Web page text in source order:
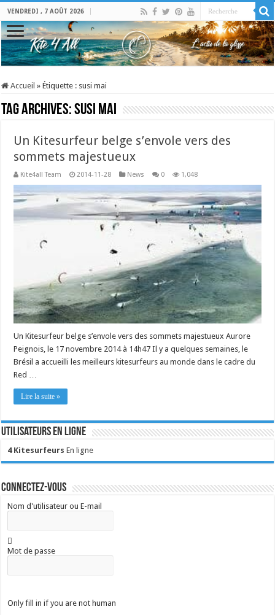
VENDREDI , 7 AOÛT 2026
Accueil » Étiquette : susi mai
Tag Archives:susi mai
Un Kitesurfeur belge s’envole vers des
sommets majestueux
Kite4all Team 2014-11-28 News 0 1,048
Un Kitesurfeur belge s’envole vers des sommets majestueux Aurore
Peignois, le 17 novembre 2014 à 14h47 Il y a quelques semaines, le
Brésil a accueilli les meilleurs kitesurfeurs au monde dans le cadre du
Red …
Lire la suite »
Utilisateurs en ligne
4 Kitesurfeurs En ligne
Connectez-vous
Nom d'utilisateur ou E-mail
Mot de passe
Only fill in if you are not human